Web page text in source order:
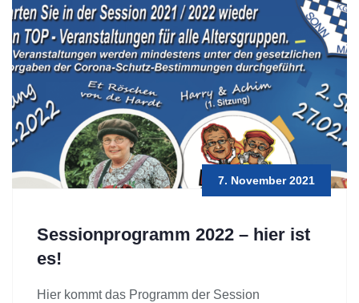
7. November 2021
Sessionprogramm 2022 – hier ist
es!
Hier kommt das Programm der Session